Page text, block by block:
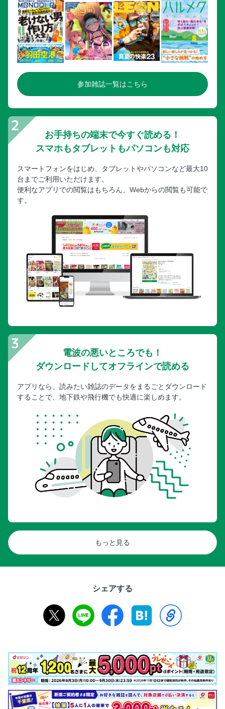
参加雑誌一覧はこちら
お手持ちの端末で今すぐ読める！
スマホもタブレットもパソコンも対応
スマートフォンをはじめ、タブレットやパソコンなど最大10
台までご利用いただけます。
便利なアプリでの閲覧はもちろん、Webからの閲覧も可能で
す。
電波の悪いところでも！
ダウンロードしてオフラインで読める
アプリなら、読みたい雑誌のデータをまるごとダウンロード
することで、地下鉄や飛行機でも快適に楽しめます。
もっと見る
シェアする